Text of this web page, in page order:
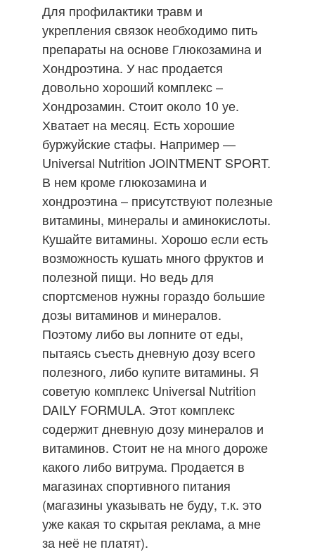
Для профилактики травм и
укрепления связок необходимо пить
препараты на основе Глюкозамина и
Хондроэтина. У нас продается
довольно хороший комплекс –
Хондрозамин. Стоит около 10 уе.
Хватает на месяц. Есть хорошие
буржуйские стафы. Например —
Universal Nutrition JOINTMENT SPORT.
В нем кроме глюкозамина и
хондроэтина – присутствуют полезные
витамины, минералы и аминокислоты.
Кушайте витамины. Хорошо если есть
возможность кушать много фруктов и
полезной пищи. Но ведь для
спортсменов нужны гораздо большие
дозы витаминов и минералов.
Поэтому либо вы лопните от еды,
пытаясь съесть дневную дозу всего
полезного, либо купите витамины. Я
советую комплекс Universal Nutrition
DAILY FORMULA. Этот комплекс
содержит дневную дозу минералов и
витаминов. Стоит не на много дороже
какого либо витрума. Продается в
магазинах спортивного питания
(магазины указывать не буду, т.к. это
уже какая то скрытая реклама, а мне
за неё не платят).